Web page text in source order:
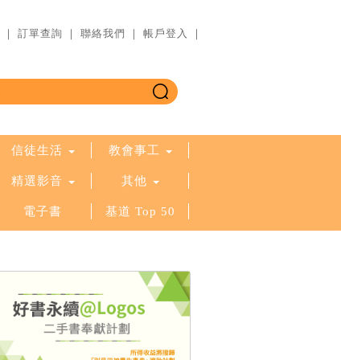
｜ 訂單查詢 ｜ 聯絡我們 ｜ 帳戶登入 ｜
信徒生活 教會事工
精選影音 其他
電子書 基道 Top 50